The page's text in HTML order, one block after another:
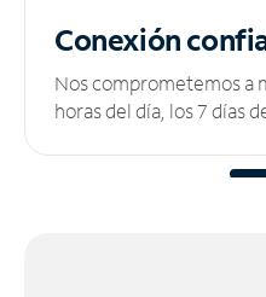
Conexión
Nos comprometemos a
horas del día, los 7 días